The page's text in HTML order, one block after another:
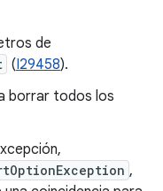
de
(I29458).
borrar todos los
,